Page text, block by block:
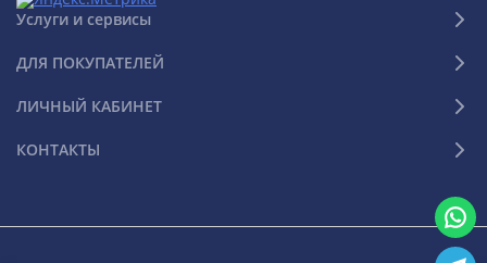
Услуги и сервисы
ДЛЯ ПОКУПАТЕЛЕЙ
ЛИЧНЫЙ КАБИНЕТ
КОНТАКТЫ